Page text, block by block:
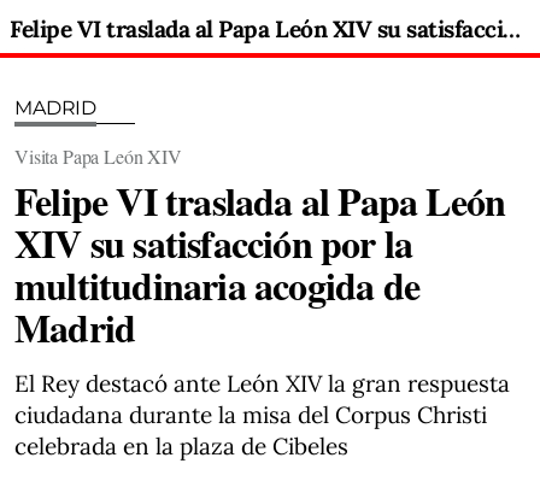
Felipe VI traslada al Papa León XIV su satisfacción por la multitudinaria acogida de Madrid
MADRID
Visita Papa León XIV
Felipe VI traslada al Papa León
XIV su satisfacción por la
multitudinaria acogida de
Madrid
El Rey destacó ante León XIV la gran respuesta
ciudadana durante la misa del Corpus Christi
celebrada en la plaza de Cibeles